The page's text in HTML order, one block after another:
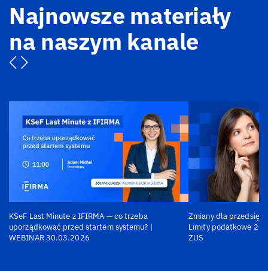
Najnowsze materiały
na naszym kanale
KSeF Last Minute z IFIRMA — co trzeba
uporządkować przed startem systemu? |
WEBINAR 30.03.2026
Zmiany dla
Limity podatkowe
ZUS